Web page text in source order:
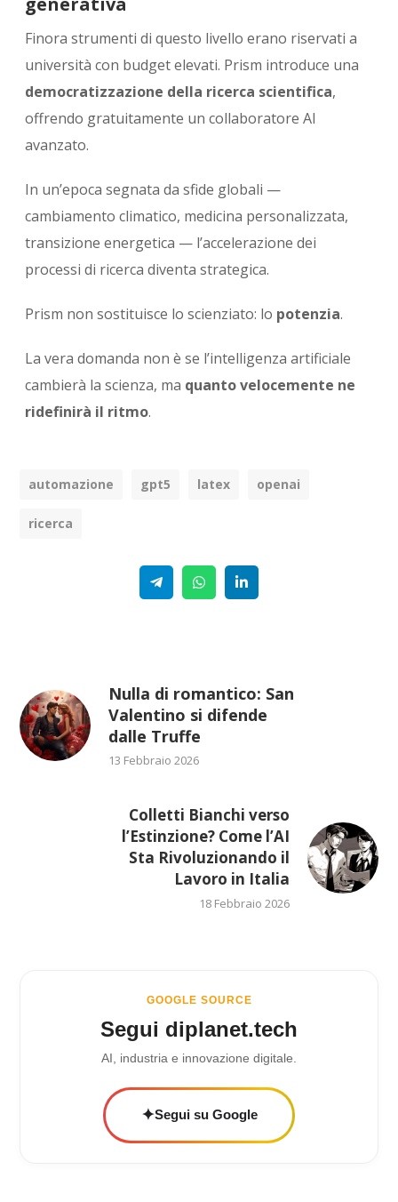
Finora strumenti di questo livello erano riservati a
università con budget elevati. Prism introduce una
democratizzazione della ricerca scientifica,
offrendo gratuitamente un collaboratore AI
avanzato.
In un’epoca segnata da sfide globali —
cambiamento climatico, medicina personalizzata,
transizione energetica — l’accelerazione dei
processi di ricerca diventa strategica.
Prism non sostituisce lo scienziato: lo potenzia.
La vera domanda non è se l’intelligenza artificiale
cambierà la scienza, ma quanto velocemente ne
ridefinirà il ritmo.
automazione gpt5 latex openai
ricerca
TelegramWhatsApp
Nulla di romantico: San
Valentino si difende
dalle Truffe
13 Febbraio 2026
Colletti Bianchi verso
l’Estinzione? Come l’AI
Sta Rivoluzionando il
Lavoro in Italia
18 Febbraio 2026
GOOGLE SOURCE
Segui diplanet.tech
AI, industria e innovazione digitale.
✦Segui su Google